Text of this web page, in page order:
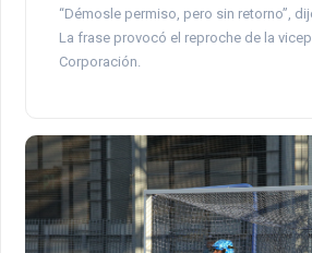
“Démosle permiso, pero sin retorno”,
La frase provocó el reproche de la
Corporación.